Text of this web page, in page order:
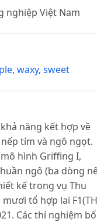
nghiệp Việt Nam
, waxy, sweet
năng kết hợp về
tím và ngô ngọt.
hình Griffing I,
ngô (ba dòng
kế trong vụ Thu
tổ hợp lai
Các thí nghiệm bố